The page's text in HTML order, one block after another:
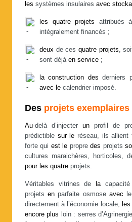
les systèmes insulaires avec
les quatre projets attribués à
intégralement financés ;
deux de ces quatre projets,
sont déjà en service ;
la construction des derniers
avec le calendrier imposé.
Des projets exemplaires
Au-delà d’injecter un profil de
prédictible sur le réseau, ils allient
forte qui est le propredes projets
cultures maraichères, horticoles,
pour les quatre projets.
Véritables vitrines de lacapacité
projetsen parfaite osmose avec
directement à l’économie locale, les
encore plus
loin : serres